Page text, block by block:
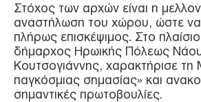
Στόχος των αρχών είναι η
αναστήλωση του χώρου, ώστε να
πλήρως επισκέψιμος. Στο
δήμαρχος Ηρωικής Πόλεως
Κουτσογιάννης, χαρακτήρισε τη
παγκόσμιας σημασίας» και
σημαντικές πρωτοβουλίες.